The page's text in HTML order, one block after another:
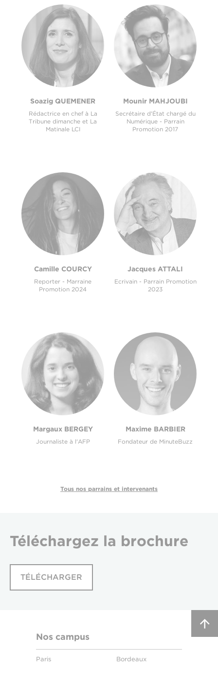
Soazig QUEMENER
Rédactrice en chef à La
Tribune dimanche et La
Matinale LCI
Mounir MAHJOUBI
Secrétaire d'État chargé du
Numérique - Parrain
Promotion 2017
Camille COURCY
Reporter - Marraine
Promotion 2024
Jacques ATTALI
Ecrivain - Parrain Promotion
2023
Margaux BERGEY
Journaliste à l'AFP
Maxime BARBIER
Fondateur de MinuteBuzz
Tous nos parrains et intervenants
Téléchargez la brochure
TÉLÉCHARGER
Nos campus
Paris Bordeaux